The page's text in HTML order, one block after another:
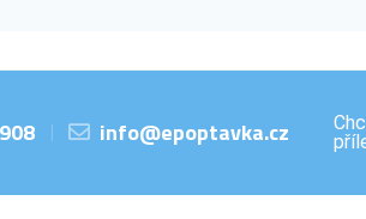
| info@epoptavka.cz